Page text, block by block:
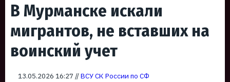
В Мурманске искали
мигрантов, не вставших на
воинский учет
13.05.2026 16:27 //ВСУ СК России по СФ